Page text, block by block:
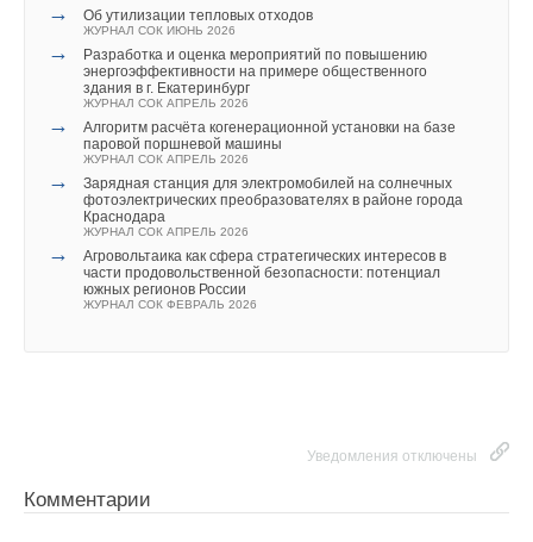
→ Об утилизации тепловых отходов
ЖУРНАЛ СОК ИЮНЬ 2026
→
Разработка и оценка мероприятий по повышению
энергоэффективности на примере общественного
здания в г. Екатеринбург
ЖУРНАЛ СОК АПРЕЛЬ 2026
→
Алгоритм расчёта когенерационной установки на базе
паровой поршневой машины
ЖУРНАЛ СОК АПРЕЛЬ 2026
→
Зарядная станция для электромобилей на солнечных
фотоэлектрических преобразователях в районе города
Краснодара
ЖУРНАЛ СОК АПРЕЛЬ 2026
→
Агровольтаика как сфера стратегических интересов в
части продовольственной безопасности: потенциал
южных регионов России
ЖУРНАЛ СОК ФЕВРАЛЬ 2026
Уведомления отключены
Комментарии
образуется;
отсутствием области метастабильного состояния,
скачкообразным изменением структуры в точке перехода.
ФП2 всегда предшествует ФП1: сначала происходит
структурная перестройка в системе, а затем уже начинается
изменение агрегатного состояния вещества. Этот факт
можно использовать для ускорения процесса
кристаллизации, если заставить соль-загрязнитель
кристаллизоваться в другой, чем обычно,
кристаллографической модификации. Этот факт можно
использовать для снижения энергозатрат на испарение
тяжести — очень широко используются для отделения от
жидкости твердых частиц. Так отделяют от жидкости как
взвешенные в воде загрязнения, так и образовавшиеся при